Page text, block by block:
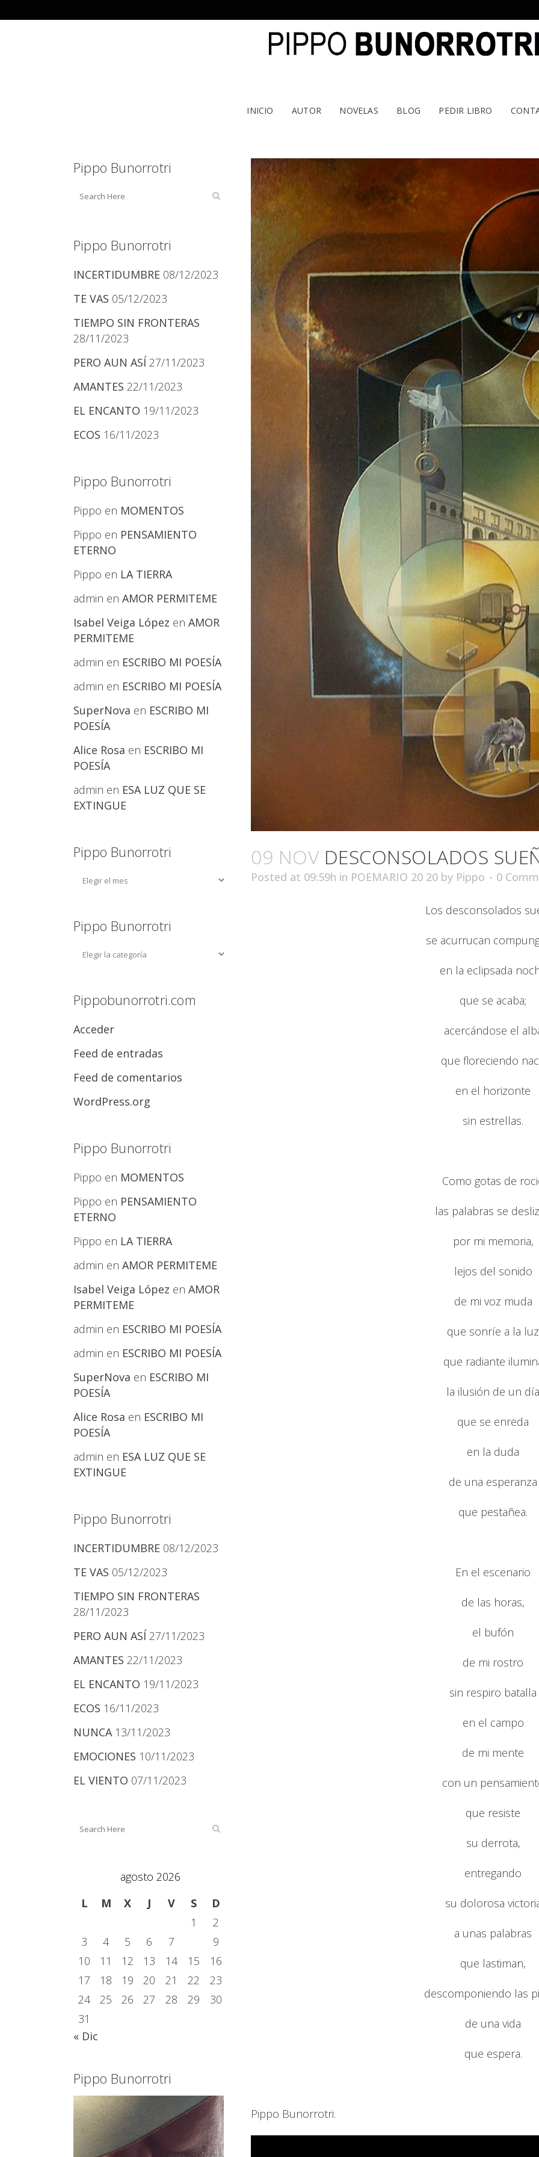
INICIO AUTOR NOVELAS BLOG PEDIR LIBRO
Pippo Bunorrotri
Pippo Bunorrotri
INCERTIDUMBRE 08/12/2023
TE VAS 05/12/2023
TIEMPO SIN FRONTERAS
28/11/2023
PERO AUN ASÍ 27/11/2023
AMANTES 22/11/2023
EL ENCANTO 19/11/2023
ECOS 16/11/2023
Pippo Bunorrotri
Pippo en MOMENTOS
Pippo en PENSAMIENTO
ETERNO
Pippo en LA TIERRA
admin en AMOR PERMITEME
Isabel Veiga López en AMOR
PERMITEME
admin en ESCRIBO MI POESÍA
admin en ESCRIBO MI POESÍA
SuperNova en ESCRIBO MI
POESÍA
Alice Rosa en ESCRIBO MI
POESÍA
admin en ESA LUZ QUE SE
EXTINGUE
Pippo Bunorrotri
Pippo Bunorrotri
Pippobunorrotri.com
Acceder
Feed de entradas
Feed de comentarios
WordPress.org
Pippo Bunorrotri
Pippo en MOMENTOS
Pippo en PENSAMIENTO
ETERNO
Pippo en LA TIERRA
admin en AMOR PERMITEME
Isabel Veiga López en AMOR
PERMITEME
admin en ESCRIBO MI POESÍA
admin en ESCRIBO MI POESÍA
SuperNova en ESCRIBO MI
POESÍA
Alice Rosa en ESCRIBO MI
POESÍA
admin en ESA LUZ QUE SE
EXTINGUE
Pippo Bunorrotri
INCERTIDUMBRE 08/12/2023
TE VAS 05/12/2023
TIEMPO SIN FRONTERAS
28/11/2023
PERO AUN ASÍ 27/11/2023
AMANTES 22/11/2023
EL ENCANTO 19/11/2023
ECOS 16/11/2023
NUNCA 13/11/2023
EMOCIONES 10/11/2023
EL VIENTO 07/11/2023
agosto 2026
L
M X J V S
D
1
2
3
4 5 6 7
9
10
11 12 13 14 15
16
17
18 19 20 21 22
23
24
25 26 27 28 29
30
31
« Dic
Pippo Bunorrotri
09 NOV DESCONSOLADOS
Posted at 09:59h in POEMARIO 20 20 by Pippo 0
Los desconsolados
se acurrucan
en la eclipsada
que se acaba;
acercándose el
que floreciendo
en el horizonte
sin estrellas.
Como gotas de
las palabras se
por mi memoria,
lejos del sonido
de mi voz muda
que sonríe a la luz
que radiante
la ilusión de un día
que se enreda
en la duda
de una esperanza
que pestañea.
En el escenario
de las horas,
el bufón
de mi rostro
sin respiro batalla
en el campo
de mi mente
con un
que resiste
su derrota,
entregando
su dolorosa
a unas palabras
que lastiman,
descomponiendo las
de una vida
que espera.
Pippo Bunorrotri.